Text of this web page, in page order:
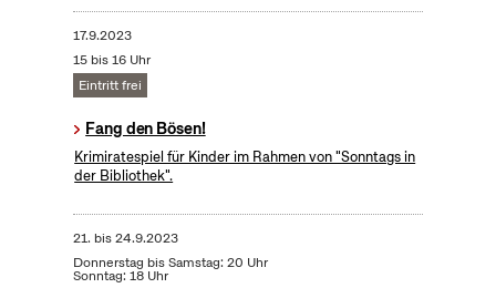
17.9.2023
15 bis 16 Uhr
Eintritt frei
Fang den Bösen!
Krimiratespiel für Kinder im Rahmen von "Sonntags in
der Bibliothek".
21. bis24.9.2023
Donnerstag bis Samstag: 20 Uhr
Sonntag: 18 Uhr